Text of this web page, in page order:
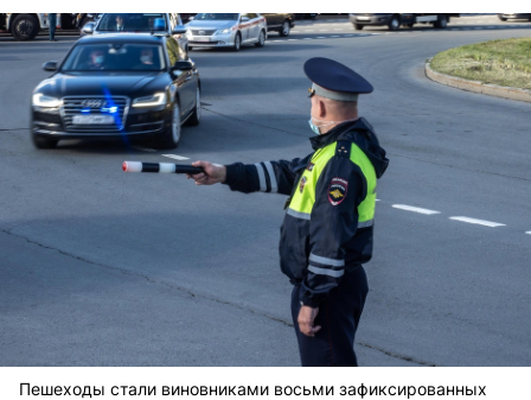
Пешеходы стали виновниками восьми зафиксированных